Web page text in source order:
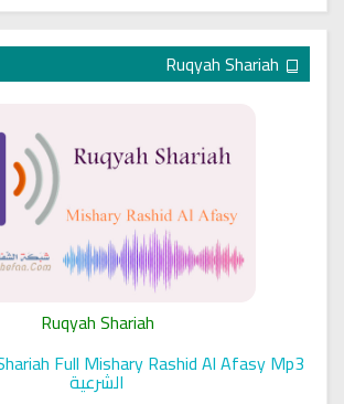
Ruqyah Shariah
الشرعية